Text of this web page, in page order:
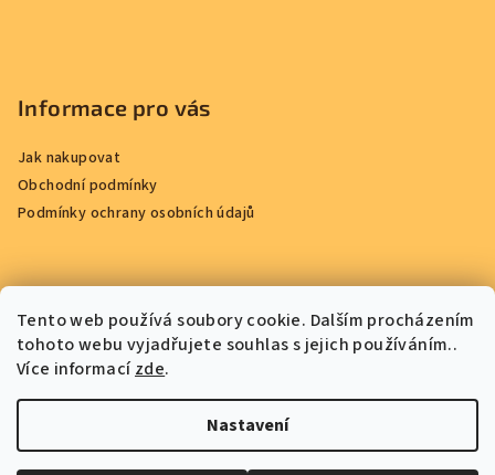
Tento web používá soubory cookie. Dalším procházením
tohoto webu vyjadřujete souhlas s jejich používáním..
Více informacízde.
Nastavení
Informace pro vás
Jak nakupovat
Obchodní podmínky
Podmínky ochrany osobních údajů
Přijímáme online platby